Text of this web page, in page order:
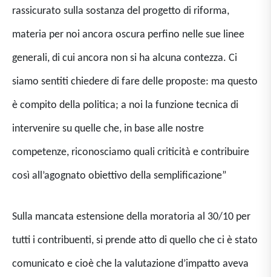
rassicurato sulla sostanza del progetto di riforma,
materia per noi ancora oscura perfino nelle sue linee
generali, di cui ancora non si ha alcuna contezza. Ci
siamo sentiti chiedere di fare delle proposte: ma questo
è compito della politica; a noi la funzione tecnica di
intervenire su quelle che, in base alle nostre
competenze, riconosciamo quali criticità e contribuire
così all’agognato obiettivo della semplificazione”
Sulla mancata estensione della moratoria al 30/10 per
tutti i contribuenti, si prende atto di quello che ci è stato
comunicato e cioè che la valutazione d’impatto aveva